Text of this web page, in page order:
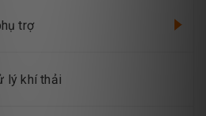
trợ
lý khí thải